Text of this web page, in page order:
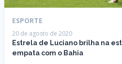
ESPORTE
20 de agosto de 2020
Estrela de Luciano brilha na
empata com o Bahia